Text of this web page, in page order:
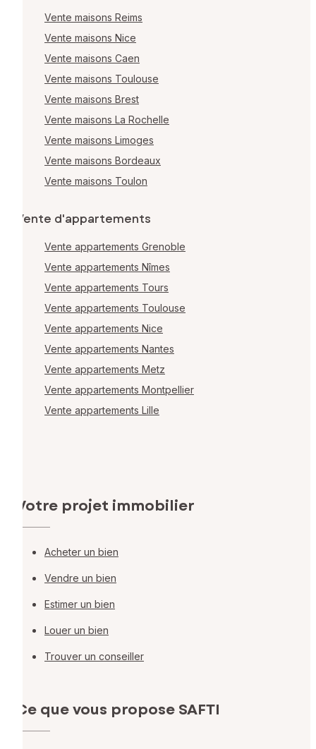
Vente maisons Reims
Vente maisons Nice
Vente maisons Caen
Vente maisons Toulouse
Vente maisons Brest
Vente maisons La Rochelle
Vente maisons Limoges
Vente maisons Bordeaux
Vente maisons Toulon
Vente d'appartements
Vente appartements Grenoble
Vente appartements Nîmes
Vente appartements Tours
Vente appartements Toulouse
Vente appartements Nice
Vente appartements Nantes
Vente appartements Metz
Vente appartements Montpellier
Vente appartements Lille
Votre projet immobilier
Acheter un bien
Vendre un bien
Estimer un bien
Louer un bien
Trouver un conseiller
Ce que vous propose SAFTI